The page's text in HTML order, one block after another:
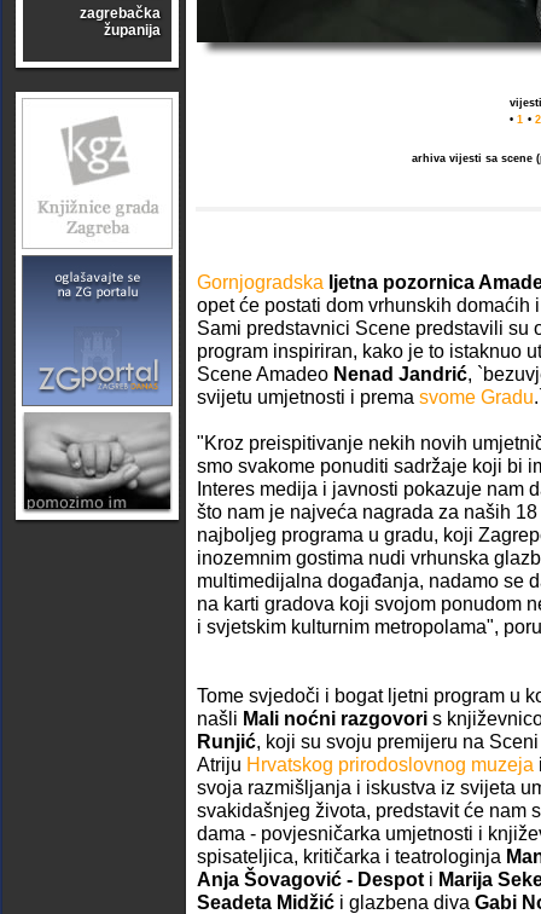
zagrebačka
županija
• 1 • 2
arhiva vijesti sa scene
Gornjogradska ljetna pozornica
opet će postati dom vrhunskih domaćih
Sami predstavnici Scene predstavili su
program inspiriran, kako je to istaknuo
Scene Amadeo Nenad Jandrić,
svijetu umjetnosti i prema svome Gradu
"Kroz preispitivanje nekih novih
smo svakome ponuditi sadržaje koji bi
Interes medija i javnosti pokazuje nam
što nam je najveća nagrada za naših
najboljeg programa u gradu, koji
inozemnim gostima nudi vrhunska
multimedijalna događanja, nadamo se
na karti gradova koji svojom ponudom
i svjetskim kulturnim metropolama",
Tome svjedoči i bogat ljetni program u
našli Mali noćni razgovori s
Runjić, koji su svoju premijeru na
Atriju Hrvatskog prirodoslovnog muzeja
svoja razmišljanja i iskustva iz svijeta
svakidašnjeg života, predstavit će nam
dama - povjesničarka umjetnosti i
spisateljica, kritičarka i teatrologinja
Anja Šovagović - Despot i Marija
Seadeta Midžić i glazbena diva Gabi